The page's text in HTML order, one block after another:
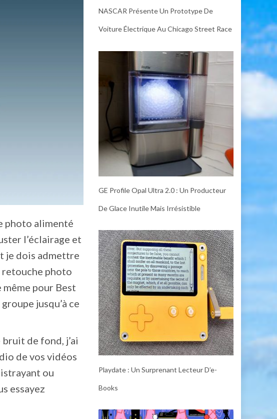
photo alimenté
l’éclairage et
je dois admettre
retouche photo
pour Best
jusqu’à ce
de fond, j’ai
de vos vidéos
ou
essayez
NASCAR Présente Un Prototype De
Voiture Électrique Au Chicago Street Race
GE Profile Opal Ultra 2.0 : Un Producteur
De Glace Inutile Mais Irrésistible
Playdate : Un Surprenant Lecteur D’e-
Books